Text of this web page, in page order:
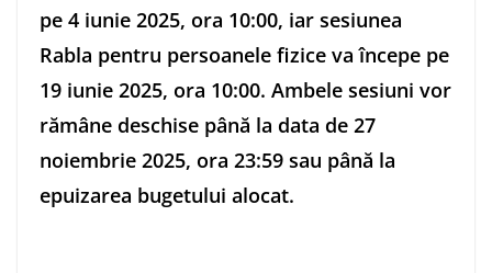
pe 4 iunie 2025, ora 10:00, iar sesiunea
Rabla pentru persoanele fizice va începe pe
19 iunie 2025, ora 10:00. Ambele sesiuni vor
rămâne deschise până la data de 27
noiembrie 2025, ora 23:59 sau până la
epuizarea bugetului alocat.